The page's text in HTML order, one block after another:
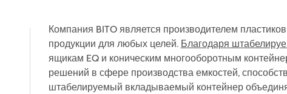
Компания BITO является производителем
продукции для любых целей. Благодаря
ящикам EQ и коническим многооборотным
решений в сфере производства емкостей,
штабелируемый вкладываемый контейнер